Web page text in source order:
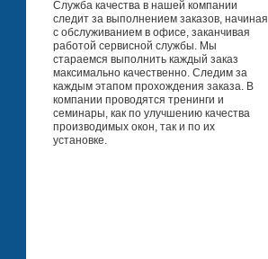
Служба качества в нашей компании
следит за выполнением заказов, начиная
с обслуживанием в офисе, заканчивая
работой сервисной службы. Мы
стараемся выполнить каждый заказ
максимально качественно. Следим за
каждым этапом прохождения заказа. В
компании проводятся тренинги и
семинары, как по улучшению качества
производимых окон, так и по их
установке.